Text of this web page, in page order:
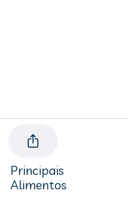
Principais
Alimentos